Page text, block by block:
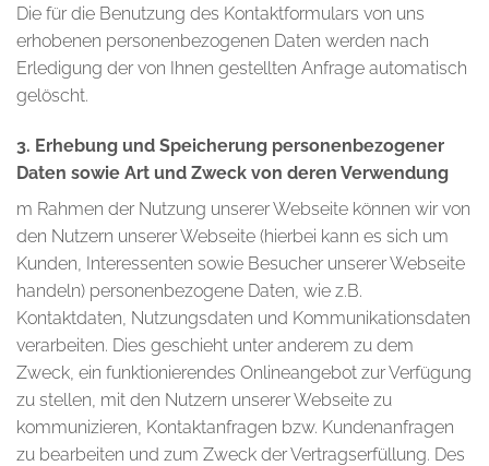
Die für die Benutzung des Kontaktformulars von uns
erhobenen personenbezogenen Daten werden nach
Erledigung der von Ihnen gestellten Anfrage automatisch
gelöscht.
3. Erhebung und Speicherung personenbezogener
Daten sowie Art und Zweck von deren Verwendung
m Rahmen der Nutzung unserer Webseite können wir von
den Nutzern unserer Webseite (hierbei kann es sich um
Kunden, Interessenten sowie Besucher unserer Webseite
handeln) personenbezogene Daten, wie z.B.
Kontaktdaten, Nutzungsdaten und Kommunikationsdaten
verarbeiten. Dies geschieht unter anderem zu dem
Zweck, ein funktionierendes Onlineangebot zur Verfügung
zu stellen, mit den Nutzern unserer Webseite zu
kommunizieren, Kontaktanfragen bzw. Kundenanfragen
zu bearbeiten und zum Zweck der Vertragserfüllung. Des